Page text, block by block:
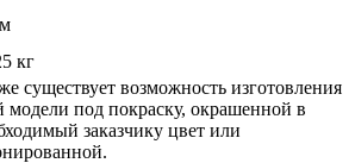
кг
существует возможность изготовления
модели под покраску, окрашенной в
заказчику цвет или